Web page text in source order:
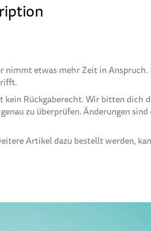
etwas mehr Zeit in Anspruch.
Rückgaberecht. Wir bitten dich
zu überprüfen. Änderungen
Artikel dazu bestellt werden,